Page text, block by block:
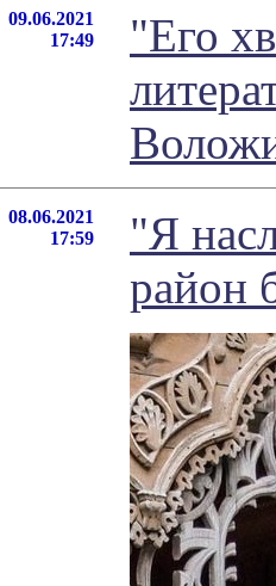
09.06.2021
17:49
"Его
08.06.2021
17:59
"Я
район